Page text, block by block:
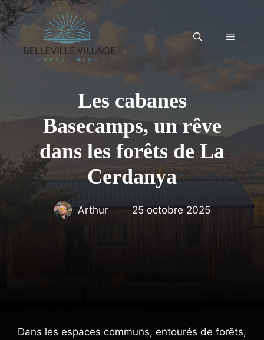
Aller
au
contenu
Menu
Les cabanes
Basecamps, un rêve
dans les forêts de La
Cerdanya
Arthur 25 octobre 2025
Dans les espaces communs, entourés de forêts,